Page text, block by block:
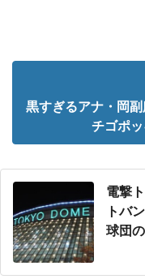
黒すぎるアナ・岡
チゴポ
電撃
トバ
球団